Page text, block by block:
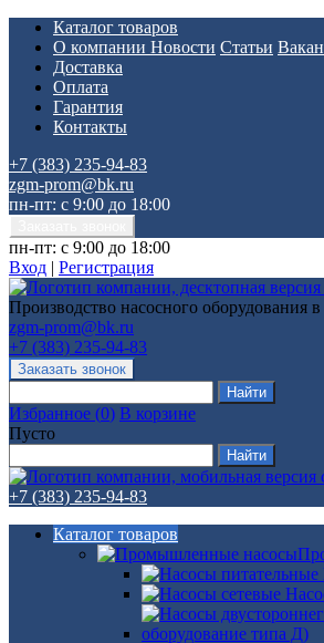
Каталог товаров
О компании Новости Статьи
Доставка
Оплата
Гарантия
Контакты
+7 (383) 235-94-83
zgm-prom@bk.ru
пн-пт: с 9:00 до 18:00
пн-пт: с 9:00 до 18:00
Вход | Регистрация
Производство насосного оборудования
zgm-prom@bk.ru
+7 (383) 235-94-83
Избранное (0) В корзине
Пусто
+7 (383) 235-94-83
Каталог товаров